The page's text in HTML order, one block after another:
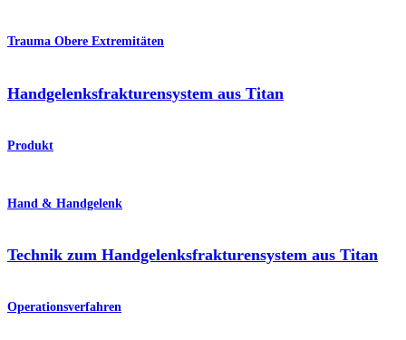
Trauma Obere Extremitäten
Handgelenksfrakturensystem aus Titan
Produkt
Hand & Handgelenk
Technik zum Handgelenksfrakturensystem aus Titan
Operationsverfahren